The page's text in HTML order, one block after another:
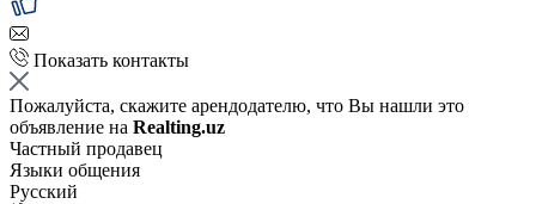
Показать контакты
Пожалуйста, скажите арендодателю, что Вы нашли это
объявление на Realting.uz
Частный продавец
Языки общения
Русский